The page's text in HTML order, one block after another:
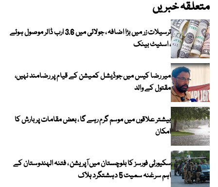
متعلقہ خبریں
ترسیلات زر میں بڑا اضافہ ، جولائی میں 3.6 ارب ڈالر موصول ہوئے
، اسٹیٹ بینک
میر رضا کیس میں جوڈیشل کمیشن کے قیام پر رضامند نہیں،
مقتول کے والد
بیشتر علاقوں میں موسم گرم رہے گا ، بعض مقامات پر بارش کا
امکان
سکیورٹی فورسز کا بلوچستان میں آپریشن ، فتنہ الہندوستان کے
اہم سرغنہ سمیت 5 دہشتگرد ہلاک